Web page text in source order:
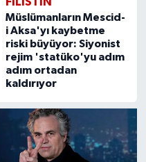
Müslümanların Mescid-
i Aksa'yı kaybetme
riski büyüyor: Siyonist
rejim 'statüko'yu adım
adım ortadan
kaldırıyor